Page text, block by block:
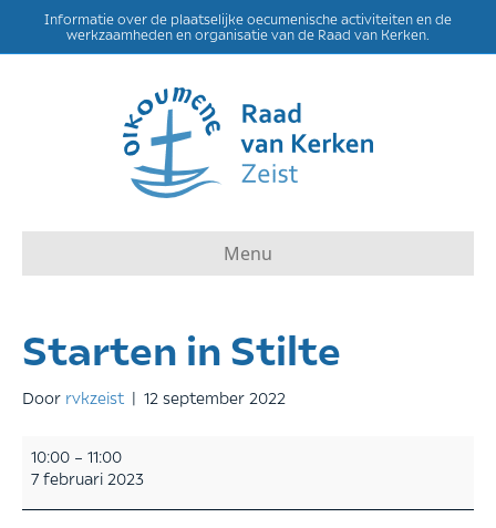
Informatie over de plaatselijke oecumenische activiteiten en de
werkzaamheden en organisatie van de Raad van Kerken.
Menu
Starten in Stilte
Door rvkzeist | 12 september 2022
Stilte
10:00 – 11:00
7 februari 2023